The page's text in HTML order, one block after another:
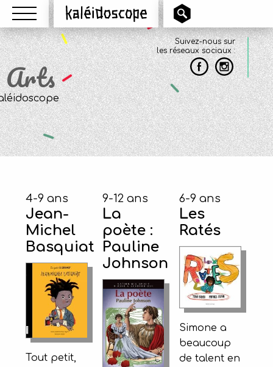
Menu Kaléidoscope
Suivez-nous sur
les réseaux sociaux :
Arts
4-9 ans
Jean-
Michel
Basquiat
Tout petit,
9-12 ans
La
poète :
Pauline
Johnson
6-9 ans
Les
Ratés
Simone a
beaucoup
de talent en